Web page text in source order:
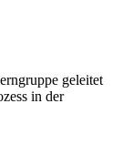
geleitet
in der